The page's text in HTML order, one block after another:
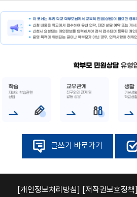
글쓰기 바로가기
[개인정보처리방침] [저작권보호정책]